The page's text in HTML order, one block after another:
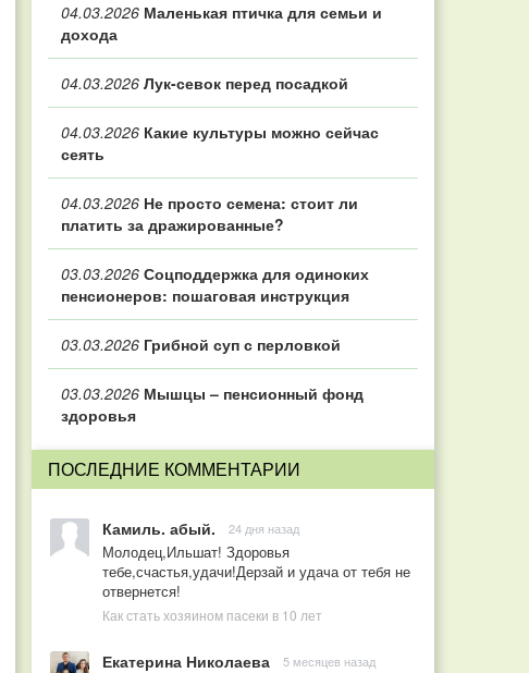
04.03.2026 Маленькая птичка для семьи и
дохода
04.03.2026 Лук-севок перед посадкой
04.03.2026 Какие культуры можно сейчас
сеять
04.03.2026 Не просто семена: стоит ли
платить за дражированные?
03.03.2026 Соцподдержка для одиноких
пенсионеров: пошаговая инструкция
03.03.2026 Грибной суп с перловкой
03.03.2026 Мышцы – пенсионный фонд
здоровья
ПОСЛЕДНИЕ КОММЕНТАРИИ
Камиль. абый. 24 дня назад
Молодец,Ильшат! Здоровья
тебе,счастья,удачи!Дерзай и удача от тебя не
отвернется!
Как стать хозяином пасеки в 10 лет
Екатерина Николаева 5 месяцев назад